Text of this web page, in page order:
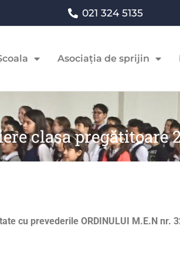
021 324 5135
Asociația de sprijin
clasa pregătitoare
cu prevederile ORDINULUI M.E.N